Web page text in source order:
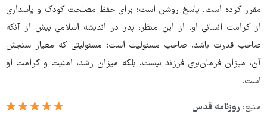
مقرر کرده است. پاسخ روشن است: برای حفظ مصلحت کودک و پاسداری
از کرامت انسانی او. از این منظر، پدر در اندیشه اسلامی پیش از آنکه
صاحب قدرت باشد، صاحب مسئولیت است؛ مسئولیتی که معیار سنجش
آن، میزان فرمان‌بری فرزند نیست، بلکه میزان رشد، امنیت و کرامت او
است.
منبع: روزنامه قدس